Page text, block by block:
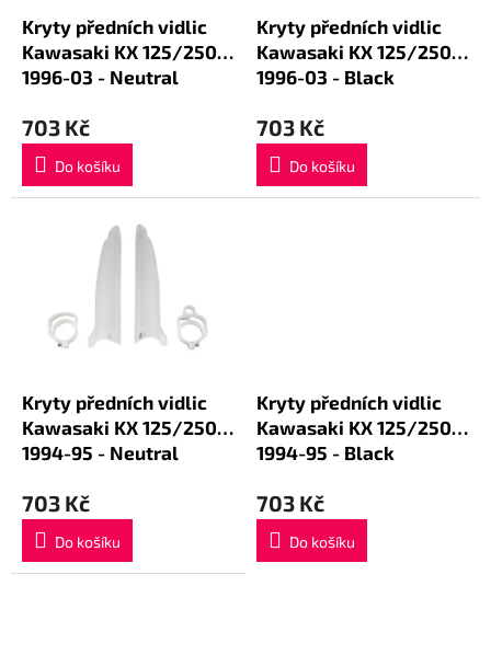
Kryty předních vidlic
Kawasaki KX 125/250
1996-03 - Neutral
703 Kč
Do košíku
Kryty předních vidlic
Kawasaki KX 125/250
1996-03 - Black
703 Kč
Do košíku
Kryty předních vidlic
Kawasaki KX 125/250
1994-95 - Neutral
703 Kč
Do košíku
Kryty předních vidlic
Kawasaki KX 125/250
1994-95 - Black
703 Kč
Do košíku